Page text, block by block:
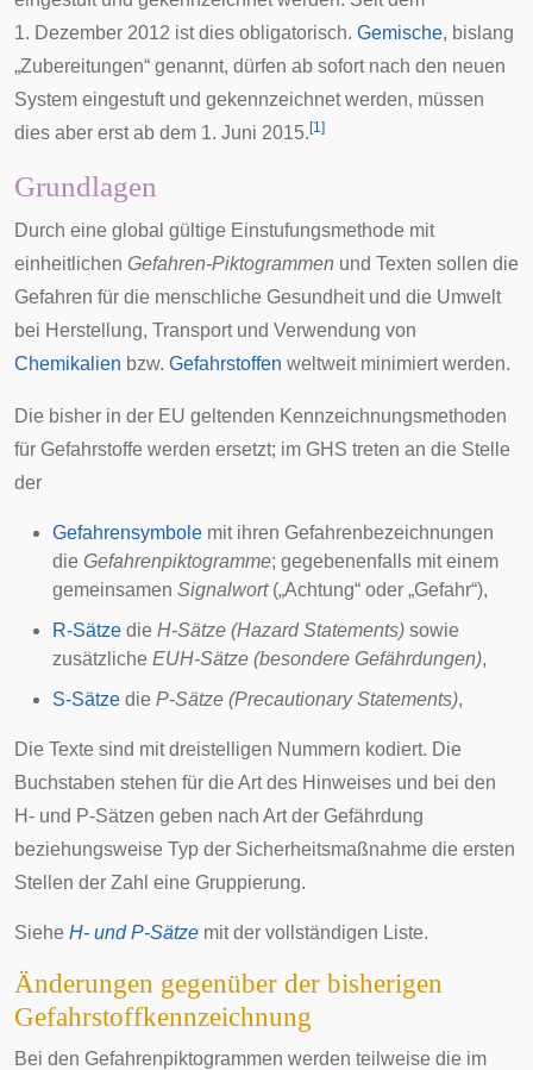
1. Dezember 2012 ist dies obligatorisch. Gemische, bislang
„Zubereitungen“ genannt, dürfen ab sofort nach den neuen
System eingestuft und gekennzeichnet werden, müssen
dies aber erst ab dem 1. Juni 2015. [1]
Grundlagen
Durch eine global gültige Einstufungsmethode mit
einheitlichen Gefahren-Piktogrammen und Texten sollen die
Gefahren für die menschliche Gesundheit und die Umwelt
bei Herstellung, Transport und Verwendung von
Chemikalien bzw. Gefahrstoffen weltweit minimiert werden.
Die bisher in der EU geltenden Kennzeichnungsmethoden
für Gefahrstoffe werden ersetzt; im GHS treten an die Stelle
der
Gefahrensymbole mit ihren Gefahrenbezeichnungen
die Gefahrenpiktogramme; gegebenenfalls mit einem
gemeinsamen Signalwort(„Achtung“ oder „Gefahr“),
R-Sätze die H-Sätze (Hazard Statements) sowie
zusätzliche EUH-Sätze (besondere Gefährdungen),
S-Sätze die P-Sätze (Precautionary Statements),
Die Texte sind mit dreistelligen Nummern kodiert. Die
Buchstaben stehen für die Art des Hinweises und bei den
H- und P-Sätzen geben nach Art der Gefährdung
beziehungsweise Typ der Sicherheitsmaßnahme die ersten
Stellen der Zahl eine Gruppierung.
Siehe H- und P-Sätze mit der vollständigen Liste.
Änderungen gegenüber der bisherigen
Gefahrstoffkennzeichnung
Bei den Gefahrenpiktogrammen werden teilweise die im